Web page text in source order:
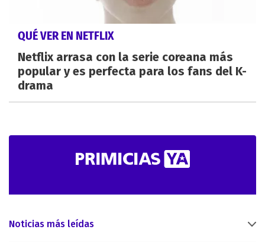
QUÉ VER EN NETFLIX
Netflix arrasa con la serie coreana más
popular y es perfecta para los fans del K-
drama
Noticias más leídas